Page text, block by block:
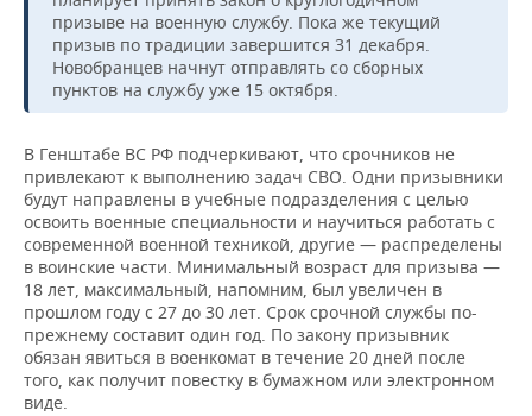
призыве на военную службу. Пока же текущий
призыв по традиции завершится 31 декабря.
Новобранцев начнут отправлять со сборных
пунктов на службу уже 15 октября.
В Генштабе ВС РФ подчеркивают, что срочников не
привлекают к выполнению задач СВО. Одни призывники
будут направлены в учебные подразделения с целью
освоить военные специальности и научиться работать с
современной военной техникой, другие — распределены
в воинские части. Минимальный возраст для призыва —
18 лет, максимальный, напомним, был увеличен в
прошлом году с 27 до 30 лет. Срок срочной службы по-
прежнему составит один год. По закону призывник
обязан явиться в военкомат в течение 20 дней после
того, как получит повестку в бумажном или электронном
виде.